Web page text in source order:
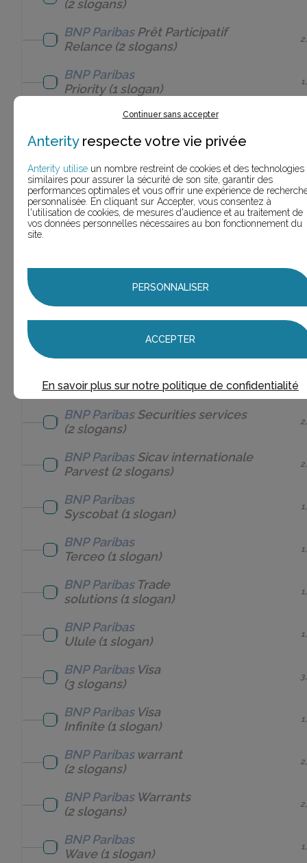
(2 slogans)
BNP Paribas Prêt Participatif
Relance(2 slogans)
BNP Paribas
Priority(1 slogan)
BNP ParibasPrivalto
obligataires(1 slogan)
BNP ParibasProvisio
(2 slogans)
BNP Paribasrêve aux
Sealock(1 slogan)
BNP Paribas Securities services
(2 slogans)
BNP Paribas Sicav internationale
Parvest(2 slogans)
BNP Paribas
Syscobat(1 slogan)
BNP Paribas
Terceo(1 slogan)
BNP Paribas Trade
solutions(1 slogan)
BNP Paribas
Ulule(1 slogan)
BNP Paribas Visa
(3 slogans)
BNP Paribas Visa
Infinite(1 slogan)
BNP Paribas warrant
(2 slogans)
BNP Paribas Warrants
(2 slogans)
BNP Paribas
Wave(1 slogan)
Continuer sans accepter
Anterityrespecte votre vie privée
Anterity utilise un nombre restreint de cookies et des technologies
similaires pour assurer la sécurité de son site, garantir des
performances optimales et vous offrir une expérience de
personnalisée. En cliquant sur Accepter, vous consentez à
l'utilisation de cookies, de mesures d'audience et au traitement de
vos données personnelles nécessaires au bon fonctionnement du
site.
PERSONNALISER
ACCEPTER
En savoir plus sur notre politique de confidentialité